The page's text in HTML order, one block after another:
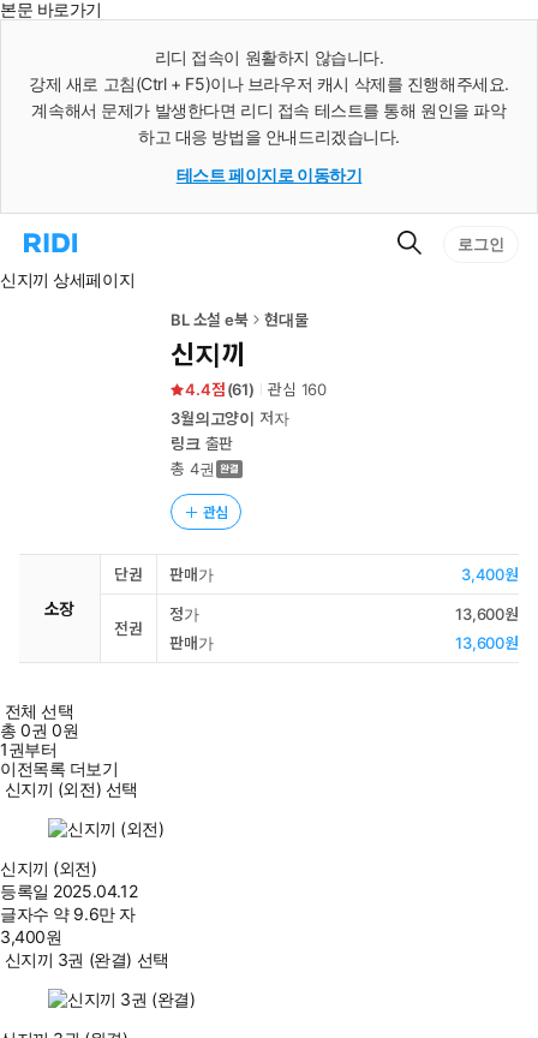
본문 바로가기
리디 접속이 원활하지 않습니다.
강제 새로 고침(Ctrl + F5)이나 브라우저 캐시 삭제를 진행해주세요.
계속해서 문제가 발생한다면 리디 접속 테스트를 통해 원인을 파악
하고 대응 방법을 안내드리겠습니다.
테스트 페이지로 이동하기
리
홈
검
로그인
신지끼 상세페이지
BL 소설 e북 현대물
신지끼
4.4 (61) 관심 160
3월의고양이 저자
링크 출판
총 4권
관심
소장
단권 판매가 3,400원
전권
정가
13,600원
판매가
13,600원
전체 선택
총0권 0원
1권부터
이전목록 더보기
신지끼 (외전) 선택
신지끼 (외전)
등록일 2025.04.12
글자수 약 9.6만 자
3,400원
신지끼 3권 (완결) 선택